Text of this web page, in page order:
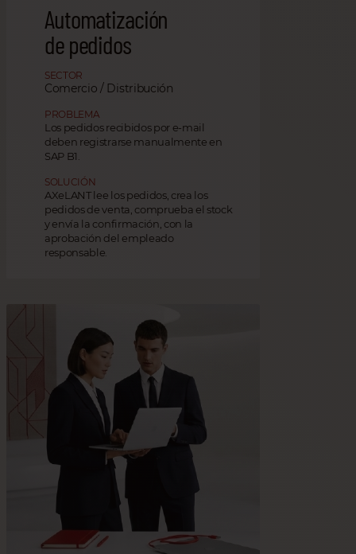
Automatización
de pedidos
SECTOR
Comercio / Distribución
PROBLEMA
Los pedidos recibidos por e-mail
deben registrarse manualmente en
SAP B1.
SOLUCIÓN
AXeLANT lee los pedidos, crea los
pedidos de venta, comprueba el stock
y envía la confirmación, con la
aprobación del empleado
responsable.